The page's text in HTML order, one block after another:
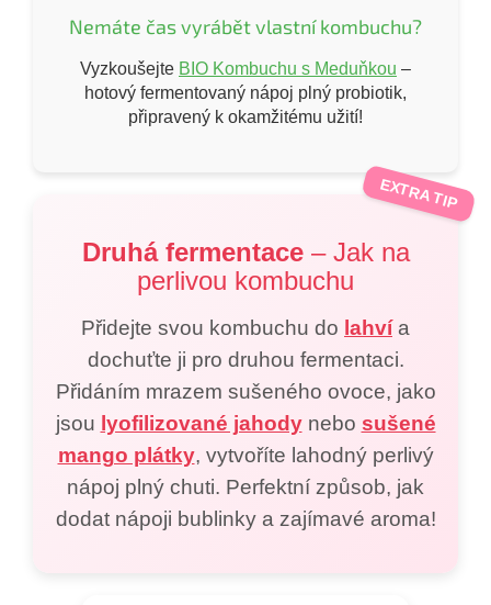
Nemáte čas vyrábět vlastní kombuchu?
Vyzkoušejte BIO Kombuchu s Meduňkou –
hotový fermentovaný nápoj plný probiotik,
připravený k okamžitému užití!
EXTRA TIP
Druhá fermentace – Jak na
perlivou kombuchu
Přidejte svou kombuchu do lahvía
dochuťte ji pro druhou fermentaci.
Přidáním mrazem sušeného ovoce, jako
jsou lyofilizované jahodynebo sušené
mango plátky, vytvoříte lahodný perlivý
nápoj plný chuti. Perfektní způsob, jak
dodat nápoji bublinky a zajímavé aroma!